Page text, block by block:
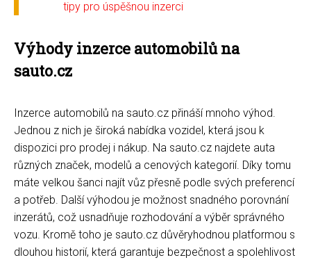
tipy pro úspěšnou inzerci
Výhody inzerce automobilů na
sauto.cz
Inzerce automobilů na sauto.cz přináší mnoho výhod.
Jednou z nich je široká nabídka vozidel, která jsou k
dispozici pro prodej i nákup. Na sauto.cz najdete auta
různých značek, modelů a cenových kategorií. Díky tomu
máte velkou šanci najít vůz přesně podle svých preferencí
a potřeb. Další výhodou je možnost snadného porovnání
inzerátů, což usnadňuje rozhodování a výběr správného
vozu. Kromě toho je sauto.cz důvěryhodnou platformou s
dlouhou historií, která garantuje bezpečnost a spolehlivost